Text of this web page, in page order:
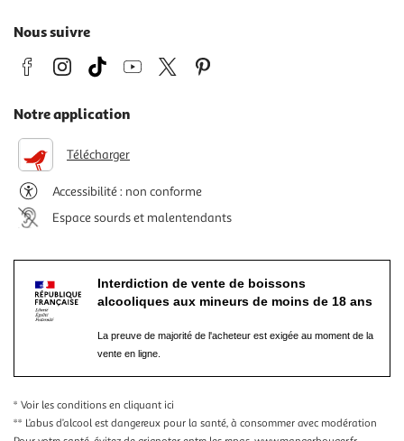
Nous suivre
Notre application
Télécharger
Accessibilité : non conforme
Espace sourds et malentendants
Interdiction de vente de boissons
alcooliques aux mineurs de moins de 18 ans
La preuve de majorité de l'acheteur est exigée au moment de la
vente en ligne.
* Voir les conditions en cliquant ici
** L’abus d’alcool est dangereux pour la santé, à consommer avec modération